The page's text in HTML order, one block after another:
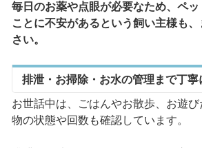
毎日のお薬や点眼が必要なため、ペ
ことに不安があるという飼い主様も
さい。
排泄・お掃除・お水の管理まで丁寧
お世話中は、ごはんやお散歩、お遊
物の状態や回数も確認しています。